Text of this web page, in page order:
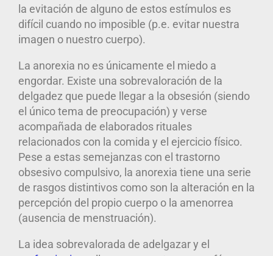
la evitación de alguno de estos estímulos es
difícil cuando no imposible (p.e. evitar nuestra
imagen o nuestro cuerpo).
La anorexia no es únicamente el miedo a
engordar. Existe una sobrevaloración de la
delgadez que puede llegar a la obsesión (siendo
el único tema de preocupación) y verse
acompañada de elaborados rituales
relacionados con la comida y el ejercicio físico.
Pese a estas semejanzas con el trastorno
obsesivo compulsivo, la anorexia tiene una serie
de rasgos distintivos como son la alteración en la
percepción del propio cuerpo o la amenorrea
(ausencia de menstruación).
La idea sobrevalorada de adelgazar y el